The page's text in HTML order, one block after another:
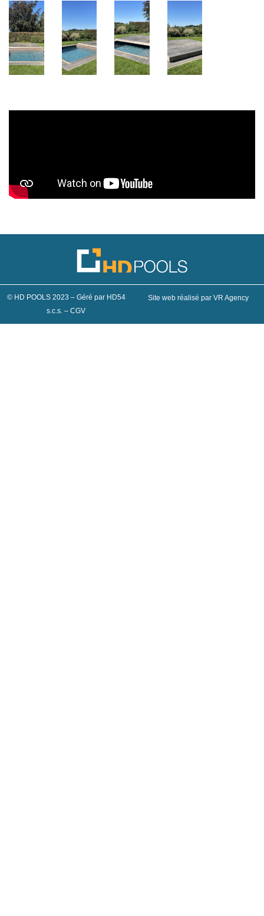
© HD POOLS 2023 – Géré par HD54
s.c.s. – CGV
Site web réalisé par VR Agency